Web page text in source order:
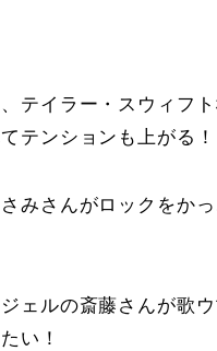
テイラー・スウィフ
テンションも上がる！
みさんがロックをか
ェルの斎藤さんが歌
い！